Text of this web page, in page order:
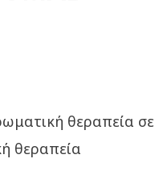
θεραπεία
θεραπεία